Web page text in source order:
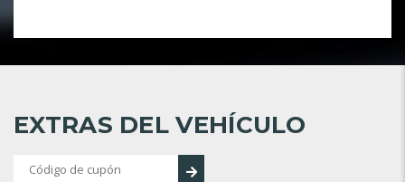
EXTRAS DEL VEHÍCULO